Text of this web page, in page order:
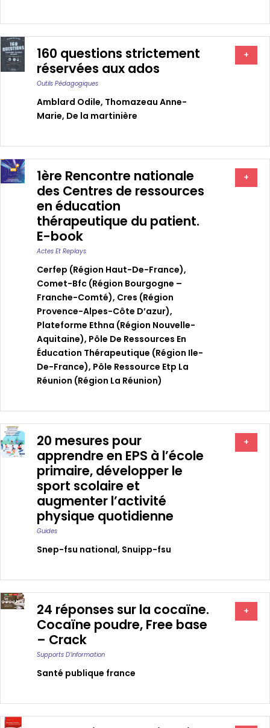
160 questions strictement
réservées aux ados
Outils Pédagogiques
Amblard Odile, Thomazeau Anne-
Marie, De la martinière
+
1ère Rencontre nationale
des Centres de ressources
en éducation
thérapeutique du patient.
E-book
Actes Et Replays
Cerfep (région Haut-De-France),
Comet-Bfc (région Bourgogne –
Franche-Comté), Cres (région
Provence-Alpes-Côte D’azur),
Plateforme Ethna (région Nouvelle-
Aquitaine), Pôle De Ressources En
Éducation Thérapeutique (région Ile-
De-France), Pôle Ressource Etp La
Réunion (région La Réunion)
+
20 mesures pour
apprendre en EPS à l’école
primaire, développer le
sport scolaire et
augmenter l’activité
physique quotidienne
Guides
Snep-fsu national, Snuipp-fsu
+
24 réponses sur la cocaïne.
Cocaïne poudre, Free base
– Crack
Supports D’information
Santé publique france
+